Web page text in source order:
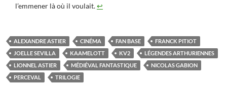
l’emmener là où il voulait.↩︎
ALEXANDRE ASTIER CINÉMA FAN BASE
FRANCK PITIOT
JOELLE SEVILLA
KAAMELOTT KV2
LÉGENDES ARTHURIENNES
LIONNEL ASTIER
MÉDIÉVAL FANTASTIQUE
NICOLAS GABION
PERCEVAL
TRILOGIE